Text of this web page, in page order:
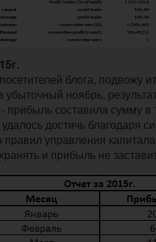
блога, подвожу
ноябрь,
прибыль составила сумму в
удалось достичь благодаря
управления
и прибыль не